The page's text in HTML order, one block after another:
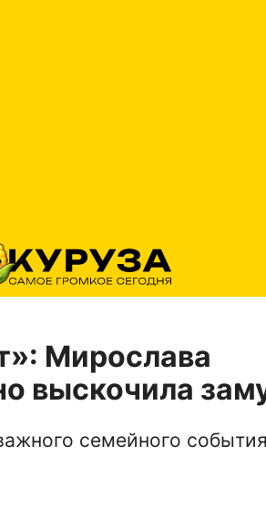
Мирослава
выскочила
семейного